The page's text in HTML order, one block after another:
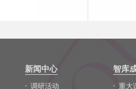
新闻中心
调研活动
智库
重大